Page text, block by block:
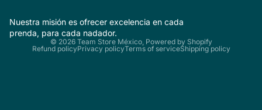
Nuestra misión es ofrecer excelencia en cada
prenda, para cada nadador.
© 2026 Team Store México, Powered by Shopify
Refund policyPrivacy policyTerms of serviceShipping policy